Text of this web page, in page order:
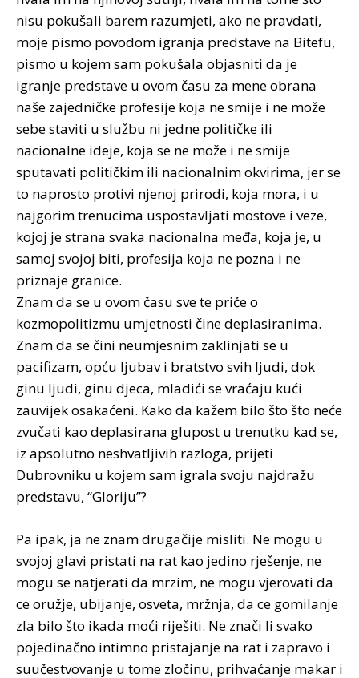
nisu pokušali barem razumjeti, ako ne pravdati,
moje pismo povodom igranja predstave na Bitefu,
pismo u kojem sam pokušala objasniti da je
igranje predstave u ovom času za mene obrana
naše zajedničke profesije koja ne smije i ne može
sebe staviti u službu ni jedne političke ili
nacionalne ideje, koja se ne može i ne smije
sputavati političkim ili nacionalnim okvirima, jer se
to naprosto protivi njenoj prirodi, koja mora, i u
najgorim trenucima uspostavljati mostove i veze,
kojoj je strana svaka nacionalna međa, koja je, u
samoj svojoj biti, profesija koja ne pozna i ne
priznaje granice.
Znam da se u ovom času sve te priče o
kozmopolitizmu umjetnosti čine deplasiranima.
Znam da se čini neumjesnim zaklinjati se u
pacifizam, opću ljubav i bratstvo svih ljudi, dok
ginu ljudi, ginu djeca, mladići se vraćaju kući
zauvijek osakaćeni. Kako da kažem bilo što što neće
zvučati kao deplasirana glupost u trenutku kad se,
iz apsolutno neshvatljivih razloga, prijeti
Dubrovniku u kojem sam igrala svoju najdražu
predstavu, “Gloriju”?
Pa ipak, ja ne znam drugačije misliti. Ne mogu u
svojoj glavi pristati na rat kao jedino rješenje, ne
mogu se natjerati da mrzim, ne mogu vjerovati da
ce oružje, ubijanje, osveta, mržnja, da ce gomilanje
zla bilo što ikada moći riješiti. Ne znači li svako
pojedinačno intimno pristajanje na rat i zapravo i
suučestvovanje u tome zločinu, prihvaćanje makar i